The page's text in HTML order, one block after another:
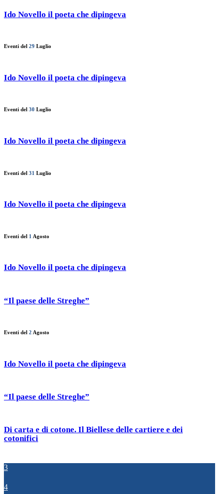
Ido Novello il poeta che dipingeva
Eventi del 29 Luglio
Ido Novello il poeta che dipingeva
Eventi del 30 Luglio
Ido Novello il poeta che dipingeva
Eventi del 31 Luglio
Ido Novello il poeta che dipingeva
Eventi del 1 Agosto
Ido Novello il poeta che dipingeva
“Il paese delle Streghe”
Eventi del 2 Agosto
Ido Novello il poeta che dipingeva
“Il paese delle Streghe”
Di carta e di cotone. Il Biellese delle cartiere e dei
cotonifici
3
4